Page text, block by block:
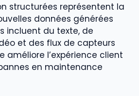
structurées représentent la
données générées
incluent du texte, de
et des flux de capteurs
améliore l’expérience client
en maintenance